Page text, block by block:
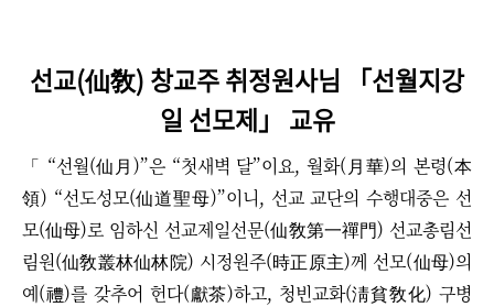
선교(仙敎) 창교주 취정원사님 「선월지강
일 선모제」 교유
「 “선월(仙月)”은 “첫새벽 달”이요, 월화(月華)의 본령(本
領) “선도성모(仙道聖母)”이니, 선교 교단의 수행대중은 선
모(仙母)로 임하신 선교제일선문(仙敎第一禪門) 선교총림선
림원(仙敎叢林仙林院) 시정원주(時正原主)께 선모(仙母)의
예(禮)를 갖추어 헌다(獻茶)하고, 청빈교화(淸貧敎化) 구병